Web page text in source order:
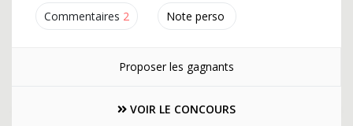
Commentaires 2 Note perso
Proposer les gagnants
VOIR LE CONCOURS